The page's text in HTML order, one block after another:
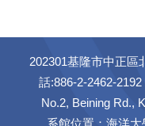
202301基隆市中正區
話:886-2-2462-
No.2, Beining Rd.,